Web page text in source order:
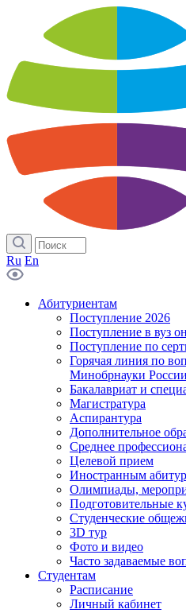
Ru En
Абитуриентам
Поступление 2026
Поступление в вуз
Поступление по
Горячая линия по
Минобрнауки России
Бакалавриат и
Магистратура
Аспирантура
Дополнительное
Среднее
Целевой прием
Иностранным
Олимпиады,
Подготовительные
Студенческие
3D тур
Фото и видео
Часто задаваемые
Студентам
Расписание
Личный кабинет